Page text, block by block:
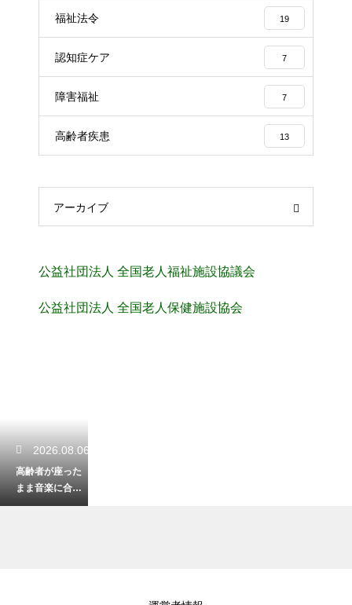
福祉法令 19
認知症ケア 7
障害福祉 7
高齢者疾患 13
アーカイブ
公益社団法人 全国老人福祉施設協議会
公益社団法人 全国老人保健施設協会
2026.08.06
高齢者が座った
まま音楽に合わ
せてできる体